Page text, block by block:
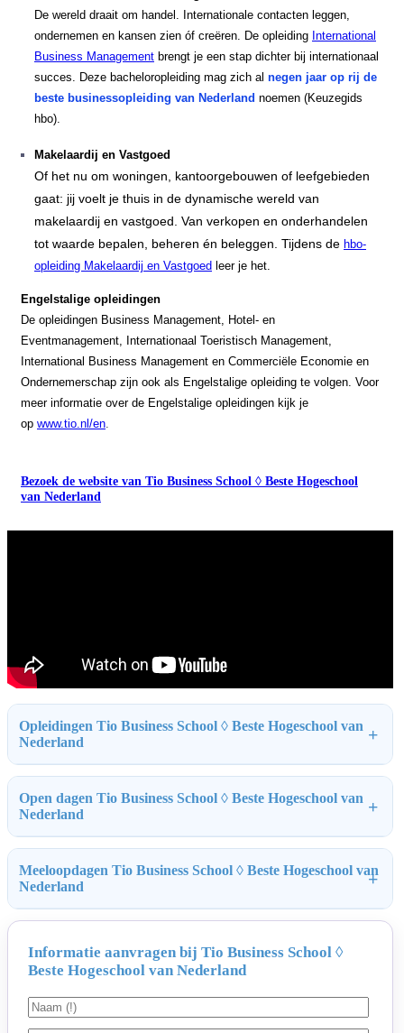
De wereld draait om handel. Internationale contacten leggen,
ondernemen en kansen zien óf creëren. De opleiding International
Business Management brengt je een stap dichter bij internationaal
succes. Deze bacheloropleiding mag zich al negen jaar op rij de
beste businessopleiding van Nederland noemen (Keuzegids
hbo).
Makelaardij en Vastgoed
Of het nu om woningen, kantoorgebouwen of leefgebieden
gaat: jij voelt je thuis in de dynamische wereld van
makelaardij en vastgoed. Van verkopen en onderhandelen
tot waarde bepalen, beheren én beleggen. Tijdens de hbo-
opleiding Makelaardij en Vastgoed leer je het.
Engelstalige opleidingen
De opleidingen Business Management, Hotel- en
Eventmanagement, Internationaal Toeristisch Management,
International Business Management en Commerciële Economie en
Ondernemerschap zijn ook als Engelstalige opleiding te volgen. Voor
meer informatie over de Engelstalige opleidingen kijk je
op www.tio.nl/en.
Bezoek de website van Tio Business School ◊ Beste Hogeschool
van Nederland
Opleidingen Tio Business School ◊ Beste Hogeschool van
Nederland
Open dagen Tio Business School ◊ Beste Hogeschool van
Nederland
Meeloopdagen Tio Business School ◊ Beste Hogeschool van
Nederland
Informatie aanvragen bij Tio Business School ◊
Beste Hogeschool van Nederland